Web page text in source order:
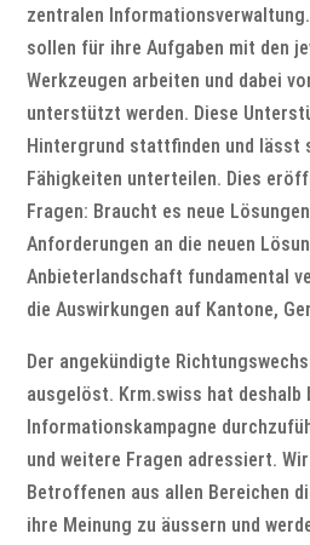
zentralen
sollen für ihre Aufgaben mit den
Werkzeugen arbeiten und dabei
unterstützt werden. Diese
Hintergrund stattfinden und lässt
Fähigkeiten unterteilen. Dies
Fragen: Braucht es neue
Anforderungen an die neuen
Anbieterlandschaft fundamental
die Auswirkungen auf Kantone,
Der angekündigte
ausgelöst. Krm.swiss hat deshalb
Informationskampagne
und weitere Fragen adressiert.
Betroffenen aus allen Bereichen
ihre Meinung zu äussern und